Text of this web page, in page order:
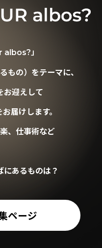
albos?」
もの）をテーマに、
お迎えして
届けします。
、仕事術など
あるものは？
ページ